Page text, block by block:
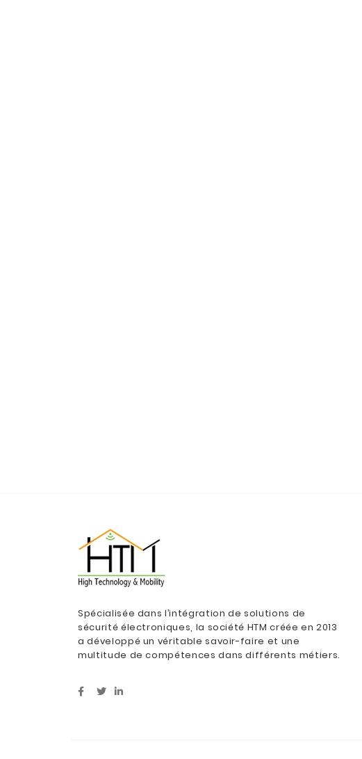
Spécialisée dans l’intégration de solutions de
sécurité électroniques, la société HTM créée en 2013
a développé un véritable savoir-faire et une
multitude de compétences dans différents métiers.